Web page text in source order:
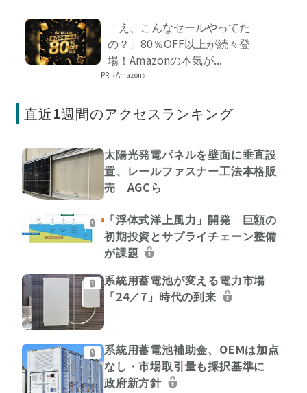
「え、こんなセールやってた
の？」80％OFF以上が続々登
場！Amazonの本気が...
PR（Amazon）
直近1週間のアクセスランキング
太陽光発電パネルを壁面に垂直設
置、レールファスナー工法本格販
売 AGCら
🔒
「浮体式洋上風力」開発 巨額の
初期投資とサプライチェーン整備
が課題
🔒
系統用蓄電池が変える電力市場
「24／7」時代の到来
🔒
系統用蓄電池補助金、OEMは加点
なし・市場取引量も採択基準に
政府新方針